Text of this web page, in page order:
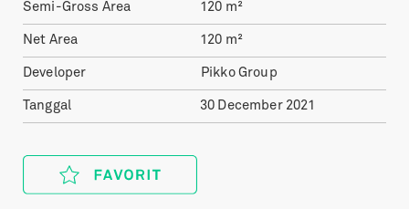
Semi-Gross Area 120 m²
Net Area 120 m²
Developer Pikko Group
Tanggal 30 December 2021